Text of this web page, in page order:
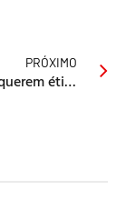
PRÓXIMO
metodistas querem ética na sociedade